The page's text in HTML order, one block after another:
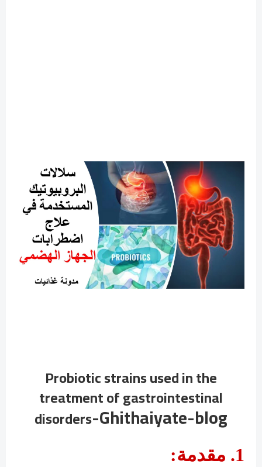
Probiotic strains used in the
treatment of gastrointestinal
disorders-Ghithaiyate-blog
1
. مقدمة: